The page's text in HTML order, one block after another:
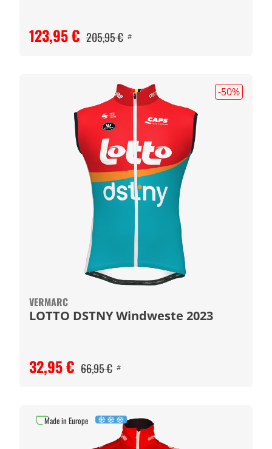
123,95 € 205,95 € #
-50%
VERMARC
LOTTO DSTNY Windweste 2023
32,95 € 66,95 € #
Made in Europe